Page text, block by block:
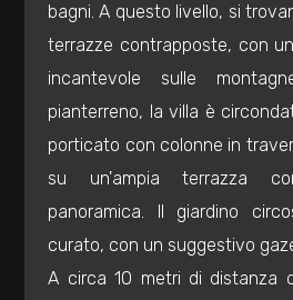
bagni. A questo livello, si
terrazze contrapposte, con
incantevole sulle
pianterreno, la villa è
porticato con colonne in
su un'ampia terrazza
panoramica. Il giardino
curato, con un suggestivo
A circa 10 metri di distanza
3
4
5